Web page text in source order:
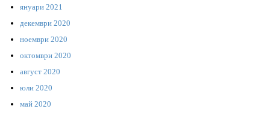
януари 2021
декември 2020
ноември 2020
октомври 2020
август 2020
юли 2020
май 2020